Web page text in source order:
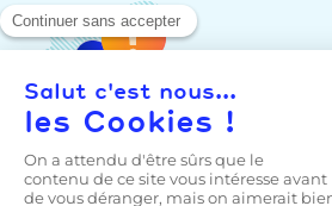
Inscription à la newsletter